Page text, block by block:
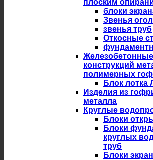
плоским
блоки
Звенья
звенья труб
Откосные
конструкций
полимерных
Блок лотка
Изделия из
металла
Круглые
Блоки
Блоки
круглых
труб
Блоки